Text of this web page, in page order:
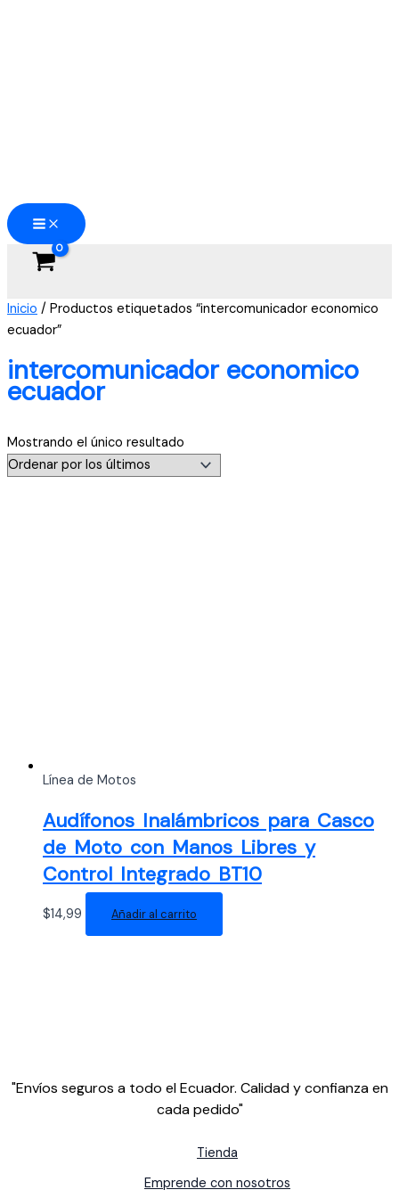
Inicio / Productos etiquetados “intercomunicador economico
ecuador”
intercomunicador economico
ecuador
Mostrando el único resultado
Línea de Motos
Audífonos Inalámbricos para Casco
de Moto con Manos Libres y
Control Integrado BT10
$14,99 Añadir al carrito
"Envíos seguros a todo el Ecuador. Calidad y confianza en
cada pedido"
Tienda
Emprende con nosotros